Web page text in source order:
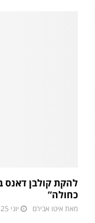
להקת קולבן דאנס
כחולה”
מאת איטו אבירם יוני 25, 2026